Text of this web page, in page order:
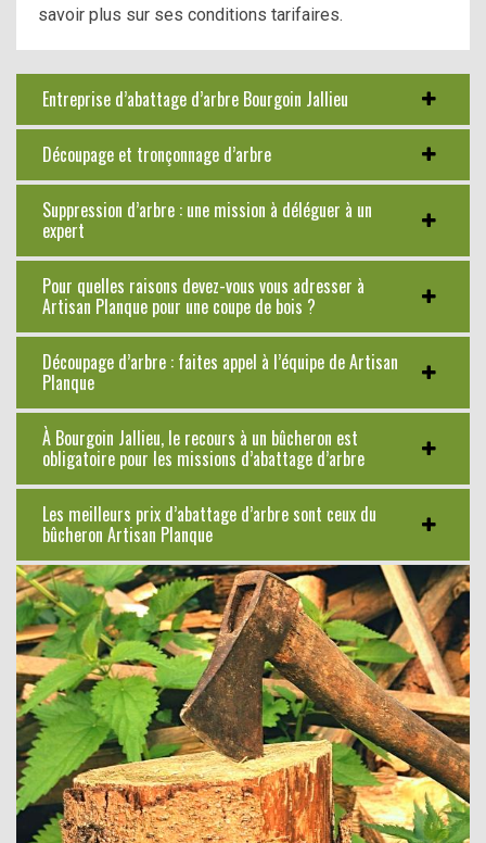
savoir plus sur ses conditions tarifaires.
Entreprise d’abattage d’arbre Bourgoin Jallieu
Découpage et tronçonnage d’arbre
Suppression d’arbre : une mission à déléguer à un
expert
Pour quelles raisons devez-vous vous adresser à
Artisan Planque pour une coupe de bois ?
Découpage d’arbre : faites appel à l’équipe de Artisan
Planque
À Bourgoin Jallieu, le recours à un bûcheron est
obligatoire pour les missions d’abattage d’arbre
Les meilleurs prix d’abattage d’arbre sont ceux du
bûcheron Artisan Planque